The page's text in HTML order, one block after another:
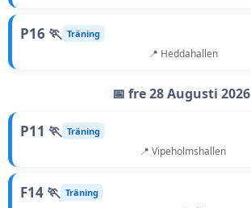
P16 🏃 Träning
📍 Heddahallen
📅 fre 28 Augusti 2026
P11 🏃 Träning
📍 Vipeholmshallen
F14 🏃 Träning